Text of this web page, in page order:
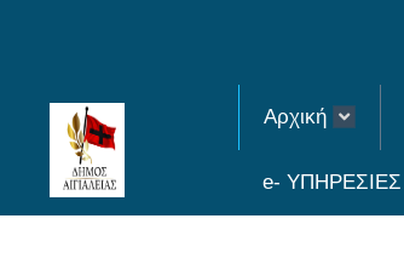
content
Αρχική
e- ΥΠΗΡΕΣΙΕΣ